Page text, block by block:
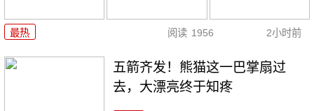
最热 阅读 1956 2小时前
五箭齐发！熊猫这一巴掌扇过
去，大漂亮终于知疼